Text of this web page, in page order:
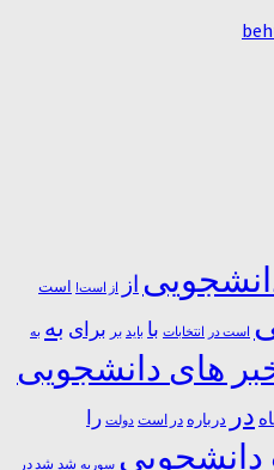
از از است! است
است در انتخابات با باید بر برای به به
های دانشجویی
در درباره در ﺍﺳﺖ دولت را
سوریه شد شد در